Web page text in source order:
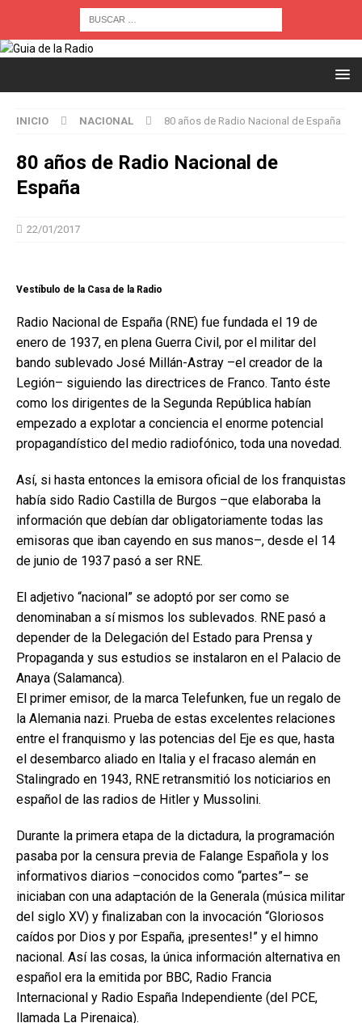
INICIO NACIONAL 80 años de Radio Nacional de España
80 años de Radio Nacional de
España
22/01/2017
Vestíbulo de la Casa de la Radio
Radio Nacional de España (RNE) fue fundada el 19 de
enero de 1937, en plena Guerra Civil, por el militar del
bando sublevado José Millán-Astray –el creador de la
Legión– siguiendo las directrices de Franco. Tanto éste
como los dirigentes de la Segunda República habían
empezado a explotar a conciencia el enorme potencial
propagandístico del medio radiofónico, toda una novedad.
Así, si hasta entonces la emisora oficial de los franquistas
había sido Radio Castilla de Burgos –que elaboraba la
información que debían dar obligatoriamente todas las
emisoras que iban cayendo en sus manos–, desde el 14
de junio de 1937 pasó a ser RNE.
El adjetivo “nacional” se adoptó por ser como se
denominaban a sí mismos los sublevados. RNE pasó a
depender de la Delegación del Estado para Prensa y
Propaganda y sus estudios se instalaron en el Palacio de
Anaya (Salamanca).
El primer emisor, de la marca Telefunken, fue un regalo de
la Alemania nazi. Prueba de estas excelentes relaciones
entre el franquismo y las potencias del Eje es que, hasta
el desembarco aliado en Italia y el fracaso alemán en
Stalingrado en 1943, RNE retransmitió los noticiarios en
español de las radios de Hitler y Mussolini.
Durante la primera etapa de la dictadura, la programación
pasaba por la censura previa de Falange Española y los
informativos diarios –conocidos como “partes”– se
iniciaban con una adaptación de la Generala (música militar
del siglo XV) y finalizaban con la invocación “Gloriosos
caídos por Dios y por España, ¡presentes!” y el himno
nacional. Así las cosas, la única información alternativa en
español era la emitida por BBC, Radio Francia
Internacional y Radio España Independiente (del PCE,
llamada La Pirenaica).